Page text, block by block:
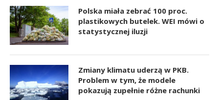
Polska miała zebrać 100 proc.
plastikowych butelek. WEI mówi o
statystycznej iluzji
Zmiany klimatu uderzą w PKB.
Problem w tym, że modele
pokazują zupełnie różne rachunki